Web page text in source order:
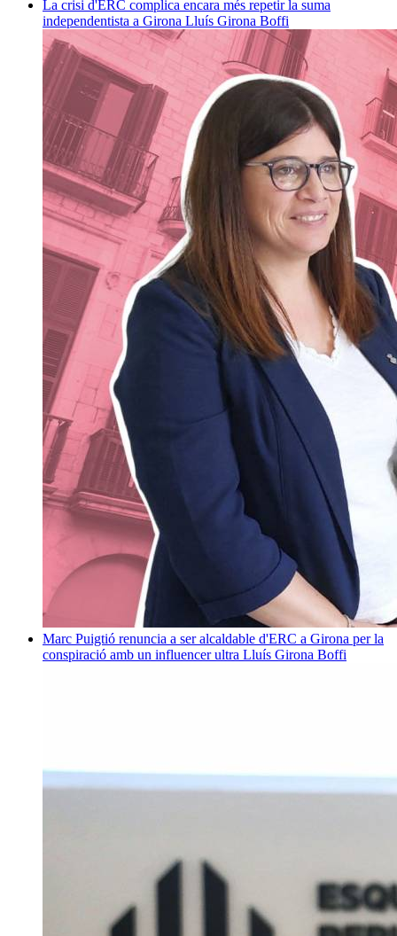
La crisi d'ERC complica encara més repetir la suma
independentista a Girona Lluís Girona Boffi
Marc Puigtió renuncia a ser alcaldable d'ERC a Girona per la
conspiració amb un influencer ultra Lluís Girona Boffi